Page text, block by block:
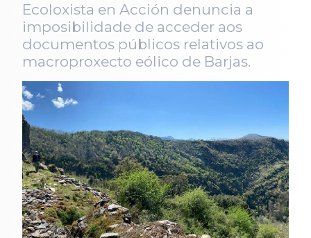
Ecoloxista en Acción denuncia a
imposibilidade de acceder aos
documentos públicos relativos ao
macroproxecto eólico de Barjas.